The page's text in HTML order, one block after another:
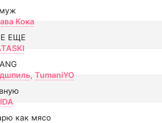
Кока
ЕЩЕ
, TumaniYO
как мясо